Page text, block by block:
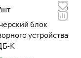
шт
блок
устройства
К